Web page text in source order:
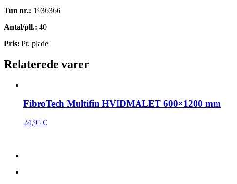
Tun nr.: 1936366
Antal/pll.: 40
Pris: Pr. plade
Relaterede varer
FibroTech Multifin HVIDMALET 600×1200 mm
24,95 €